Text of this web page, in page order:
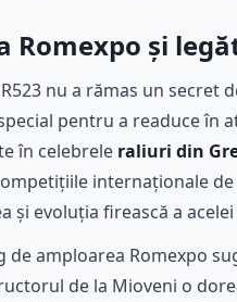
Romexpo și
nu a rămas un
pentru a readuce în
în celebrele raliuri din
internaționale
și evoluția firească a
de amploarea Romexpo
de la Mioveni o